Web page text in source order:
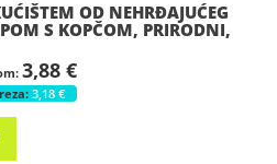
OD NEHRĐAJUĆEG
S KOPČOM, PRIRODNI,
3,88 €
3,18 €